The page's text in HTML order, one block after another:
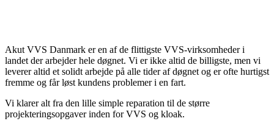
Akut VVS Danmark er en af de flittigste VVS-virksomheder i
landet der arbejder hele døgnet. Vi er ikke altid de billigste, men vi
leverer altid et solidt arbejde på alle tider af døgnet og er ofte hurtigst
fremme og får løst kundens problemer i en fart.
Vi klarer alt fra den lille simple reparation til de større
projekteringsopgaver inden for VVS og kloak.